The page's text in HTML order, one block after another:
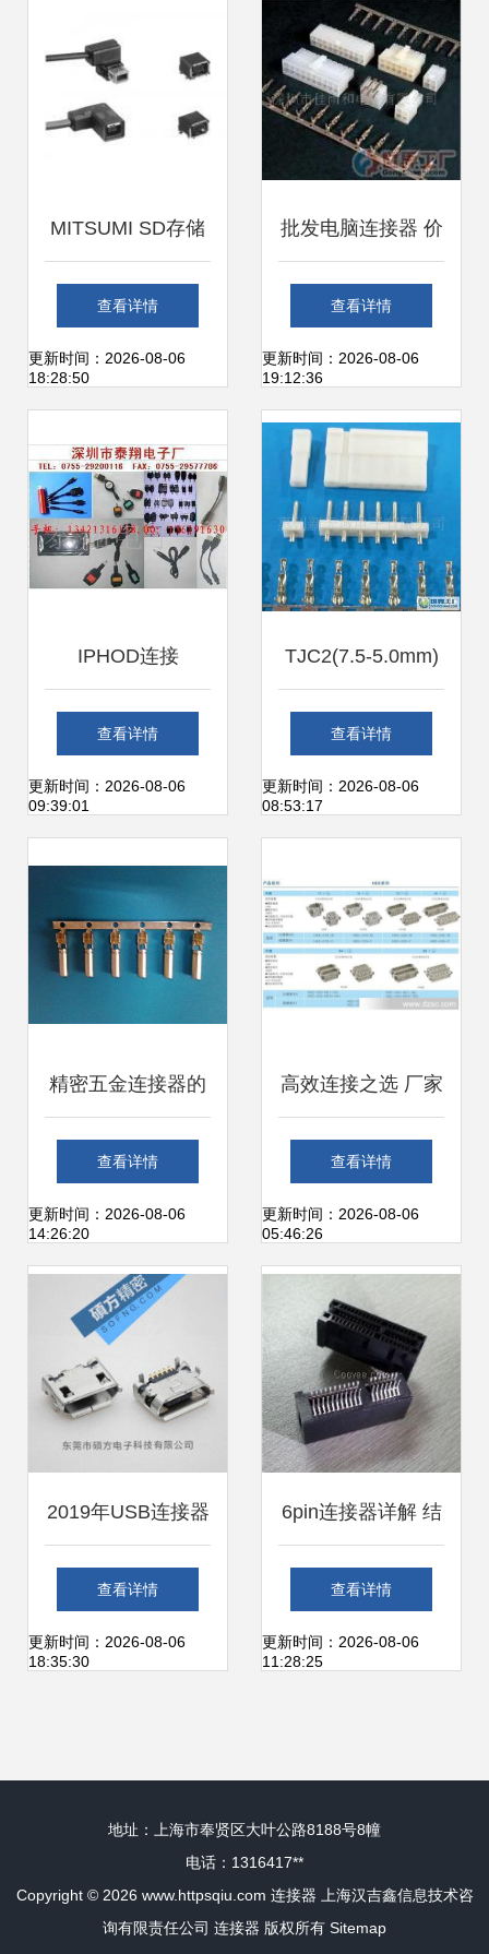
MITSUMI SD存储
卡连接器 品质与精
度的完美结合
查看详情
更新时间：2026-08-06
18:28:50
批发电脑连接器 价
格、厂家与全球资
源整合指南
查看详情
更新时间：2026-08-06
19:12:36
IPHOD连接
器,IPHONE连接器
价格_IPHOD连接
厂家_世界工厂网
产品信息库
查看详情
更新时间：2026-08-06
09:39:01
TJC2(7.5-5.0mm)
胶壳、针座、端子,
条形连接器,接插件
工厂网中国产品信
息库
查看详情
更新时间：2026-08-06
08:53:17
精密五金连接器的
制造工艺与应用 从
铜管到接触片的全
流程解析
查看详情
更新时间：2026-08-06
14:26:20
高效连接之选 厂家
直销HEE-018-M重
载连接器全解析
查看详情
更新时间：2026-08-06
05:46:26
2019年USB连接器
市场价格解析与批
发行情参考
查看详情
更新时间：2026-08-06
18:35:30
6pin连接器详解 结
构、应用与选型指
南
查看详情
更新时间：2026-08-06
11:28:25
地址：上海市奉贤区大叶公路8188号8幢
电话：1316417**
Copyright © 2026 www.httpsqiu.com 连接器
上海汉吉鑫信息技术咨
询有限责任公司 连接器 版权所有 Sitemap